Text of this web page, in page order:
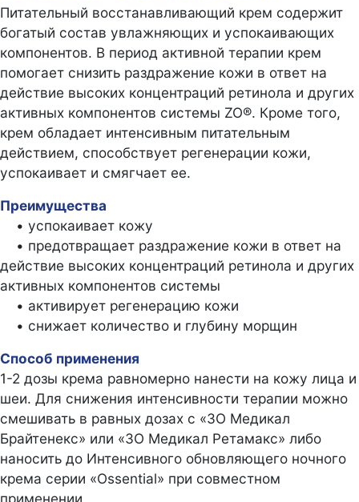
Питательный восстанавливающий крем содержит
богатый состав увлажняющих и успокаивающих
компонентов. В период активной терапии крем
помогает снизить раздражение кожи в ответ на
действие высоких концентраций ретинола и других
активных компонентов системы ZO®. Кроме того,
крем обладает интенсивным питательным
действием, способствует регенерации кожи,
успокаивает и смягчает ее.
Преимущества
• успокаивает кожу
• предотвращает раздражение кожи в ответ на
действие высоких концентраций ретинола и других
активных компонентов системы
• активирует регенерацию кожи
• снижает количество и глубину морщин
Способ применения
1-2 дозы крема равномерно нанести на кожу лица и
шеи. Для снижения интенсивности терапии можно
смешивать в равных дозах с «ЗО Медикал
Брайтенекс» или «ЗО Медикал Ретамакс» либо
наносить до Интенсивного обновляющего ночного
крема серии «Ossential» при совместном